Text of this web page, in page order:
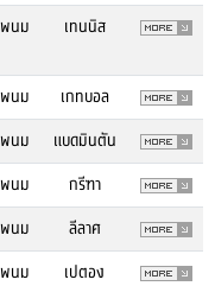
นม เทนนิส
นม
เกทบอล
นม
แบดมินตัน
นม
กรีฑา
นม
ลีลาศ
นม
เปตอง